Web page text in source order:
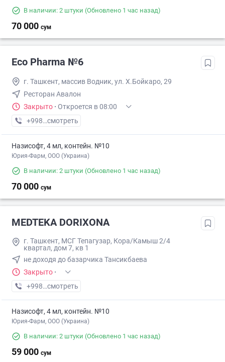
В наличии: 2 штуки (Обновлено 1 час назад)
70 000 сум
Eco Pharma №6
г. Ташкент, массив Водник, ул. Х.Бойкаро, 29
Ресторан Авалон
Закрыто · Откроется в 08:00
+998 (55) XXX-XX-XX
смотреть
Назисофт, 4 мл, контейн. №10
Юрия-Фарм, ООО (Украина)
В наличии: 2 штуки (Обновлено 1 час назад)
70 000 сум
MEDTEKA DORIXONA
г. Ташкент, МСГ Тепагузар, Кора/Камыш 2/4
квартал, дом 7, кв 1
не доходя до базарчика Тансикбаева
Закрыто ·
+998 (77) XXX-XX-XX
смотреть
Назисофт, 4 мл, контейн. №10
Юрия-Фарм, ООО (Украина)
В наличии: 2 штуки (Обновлено 1 час назад)
59 000 сум